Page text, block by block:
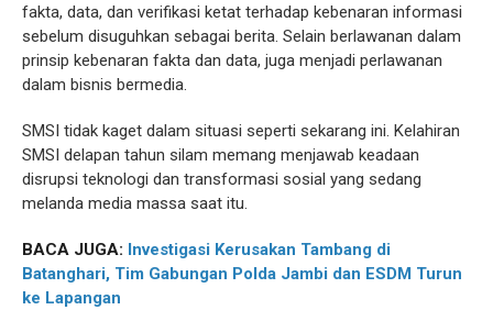
fakta, data, dan verifikasi ketat terhadap kebenaran informasi
sebelum disuguhkan sebagai berita. Selain berlawanan dalam
prinsip kebenaran fakta dan data, juga menjadi perlawanan
dalam bisnis bermedia.
SMSI tidak kaget dalam situasi seperti sekarang ini. Kelahiran
SMSI delapan tahun silam memang menjawab keadaan
disrupsi teknologi dan transformasi sosial yang sedang
melanda media massa saat itu.
BACA JUGA: Investigasi Kerusakan Tambang di
Batanghari, Tim Gabungan Polda Jambi dan ESDM Turun
ke Lapangan